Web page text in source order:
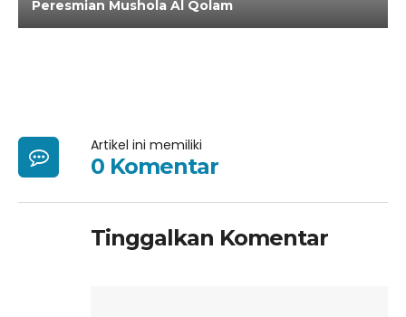
Peresmian Mushola Al Qolam
Artikel ini memiliki
0 Komentar
Tinggalkan Komentar